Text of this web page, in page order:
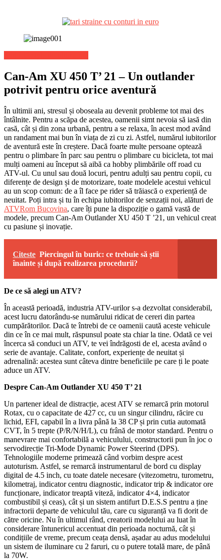
Can-Am XU 450 T’ 21 – Un outlander
potrivit pentru orice aventură
În ultimii ani, stresul și oboseala au devenit probleme tot mai des
întâlnite. Pentru a scăpa de acestea, oamenii simt nevoia să iasă din
casă, cât și din zona urbană, pentru a se relaxa, în acest mod având
un randament mai bun în viața de zi cu zi. Astfel, numărul iubitorilor
de aventură este în creștere. Dacă foarte multe persoane optează
pentru o plimbare în parc sau pentru o plimbare cu bicicleta, tot mai
mulți oameni au început să aibă ca hobby plimbările off road cu
ATV-ul. Cu unul sau două locuri, pentru adulți sau pentru copii, cu
diferențe de design și de motorizare, toate modelele acestui vehicul
au un scop comun: de a îl face pe rider să trăiască o experiență de
neuitat. Poți intra și tu în echipa iubitorilor de senzații noi, alături de
ATVRom Bucovina, care îți pune la dispoziție o gamă vastă de
modele, precum Can-Am Outlander XU 450 T ’21, un vehicul creat
cu pasiune și inovație.
Citeste Piercingul în buric: ce trebuie să știi
înainte și după realizarea procedurii?
De ce să alegi un ATV?
În această perioadă, industria ATV-urilor s-a dezvoltat considerabil,
acest lucru datorându-se numărului ridicat de cereri din partea
cumpărătorilor. Dacă te întrebi de ce oamenii caută aceste vehicule
din ce în ce mai mult, răspunsul poate sta chiar la tine. Odată ce vei
încerca să conduci un ATV, te vei îndrăgosti de el, acesta având o
serie de avantaje. Calitate, confort, experiențe de neuitat și
adrenalină: acestea sunt câteva dintre beneficiile pe care ți le poate
aduce un ATV.
Despre Can-Am Outlander XU 450 T’ 21
Un partener ideal de distracție, acest ATV se remarcă prin motorul
Rotax, cu o capacitate de 427 cc, cu un singur cilindru, răcire cu
lichid, EFI, capabil în a livra până la 38 CP și prin cutia automată
CVT, în 5 trepte (P/R/N/H/L), cu frână de motor standard. Pentru o
manevrare mai confortabilă a vehiculului, constructorii pun în joc o
servodirecție Tri-Mode Dynamic Power Steerind (DPS).
Tehnologiile moderne primează când vorbim despre acest
autoturism. Astfel, se remarcă instrumentarul de bord cu display
digital de 4.5 inch, cu toate datele necesare (vitezometru, turometru,
kilometraj, indicator centru diagnostic, indicator trip & indicator ore
funcționare, indicator treaptă viteză, indicator 4×4, indicator
combustibil și ceas), cât și un sistem antifurt D.E.S.S pentru a ține
infractorii departe de vehiculul tău, care cu siguranță va fi dorit de
către oricine. Nu în ultimul rând, creatorii modelului au luat în
considerare întunericul accentuat din perioada nocturnă, cât și
condițiile de vreme, precum ceața densă, așadar au adus modelului
un sistem de iluminare cu 2 faruri, cu o putere totală mare, de până
la 70W.